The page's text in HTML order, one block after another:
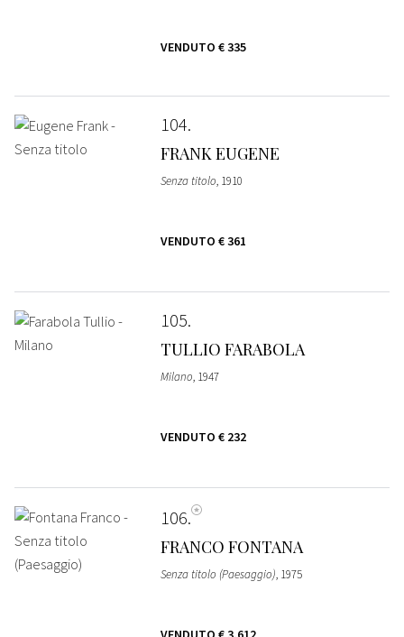
VENDUTO € 335
104
FRANK EUGENE
Senza titolo, 1910
VENDUTO € 361
105
TULLIO FARABOLA
Milano, 1947
VENDUTO € 232
106
FRANCO FONTANA
Senza titolo (Paesaggio), 1975